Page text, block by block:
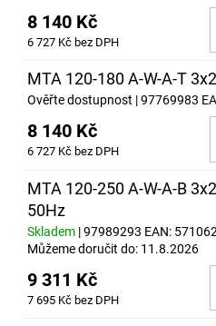
8 140 Kč
6 727 Kč bez DPH
MTA 120-180 A-W-A-T
Ověřte dostupnost | 97769983
8 140 Kč
6 727 Kč bez DPH
MTA 120-250 A-W-A-B
50Hz
Skladem | 97989293 EAN:
Můžeme doručit do: 11.8.2026
9 311 Kč
7 695 Kč bez DPH